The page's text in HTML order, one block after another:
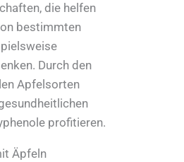
die helfen
bestimmten
Durch den
Apfelsorten
profitieren.
Äpfeln